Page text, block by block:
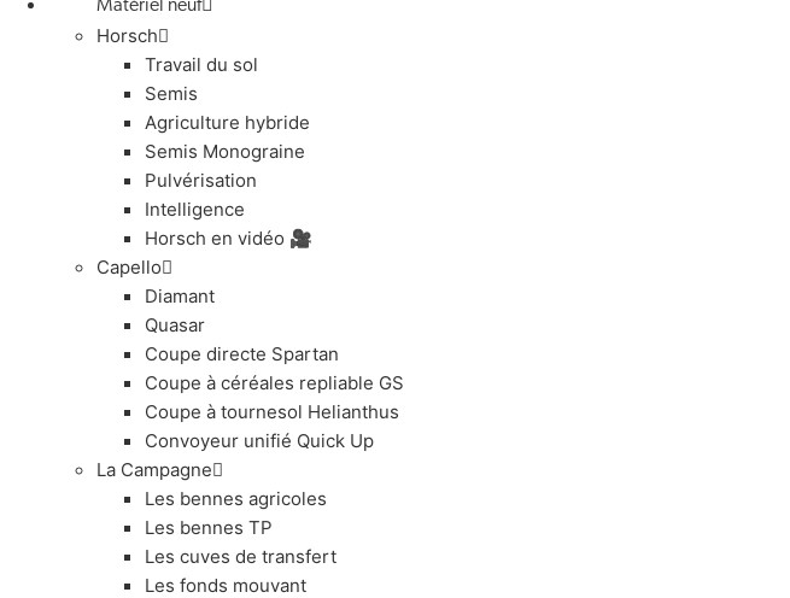
Matériel neuf
Horsch
Travail du sol
Semis
Agriculture hybride
Semis Monograine
Pulvérisation
Intelligence
Horsch en vidéo 🎥
Capello
Diamant
Quasar
Coupe directe Spartan
Coupe à céréales repliable GS
Coupe à tournesol Helianthus
Convoyeur unifié Quick Up
La Campagne
Les bennes agricoles
Les bennes TP
Les cuves de transfert
Les fonds mouvant